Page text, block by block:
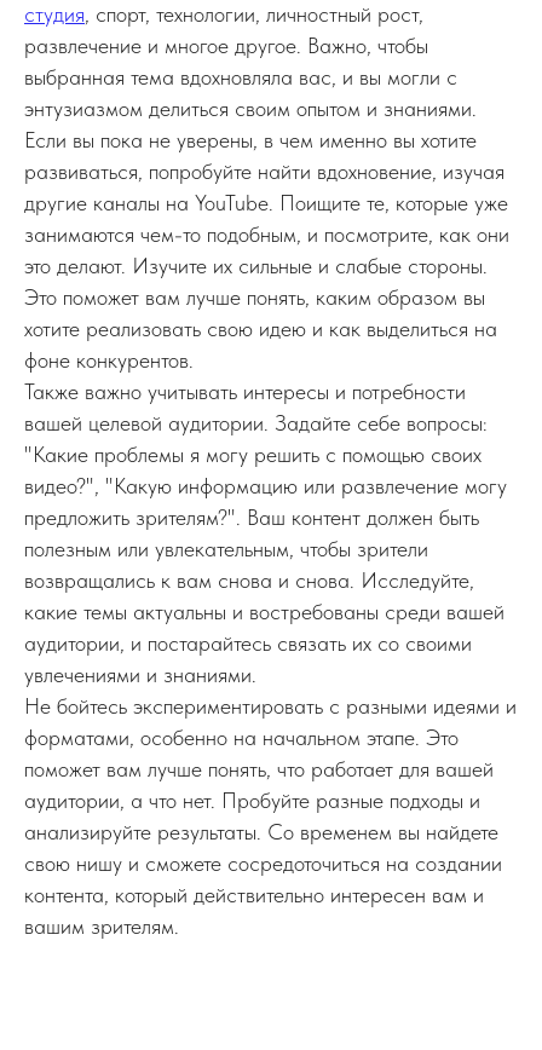
студия , спорт, технологии, личностный рост,
развлечение и многое другое. Важно, чтобы
выбранная тема вдохновляла вас, и вы могли с
энтузиазмом делиться своим опытом и знаниями.
Если вы пока не уверены, в чем именно вы хотите
развиваться, попробуйте найти вдохновение, изучая
другие каналы на YouTube. Поищите те, которые уже
занимаются чем-то подобным, и посмотрите, как они
это делают. Изучите их сильные и слабые стороны.
Это поможет вам лучше понять, каким образом вы
хотите реализовать свою идею и как выделиться на
фоне конкурентов.
Также важно учитывать интересы и потребности
вашей целевой аудитории. Задайте себе вопросы:
"Какие проблемы я могу решить с помощью своих
видео?", "Какую информацию или развлечение могу
предложить зрителям?". Ваш контент должен быть
полезным или увлекательным, чтобы зрители
возвращались к вам снова и снова. Исследуйте,
какие темы актуальны и востребованы среди вашей
аудитории, и постарайтесь связать их со своими
увлечениями и знаниями.
Не бойтесь экспериментировать с разными идеями и
форматами, особенно на начальном этапе. Это
поможет вам лучше понять, что работает для вашей
аудитории, а что нет. Пробуйте разные подходы и
анализируйте результаты. Со временем вы найдете
свою нишу и сможете сосредоточиться на создании
контента, который действительно интересен вам и
вашим зрителям.